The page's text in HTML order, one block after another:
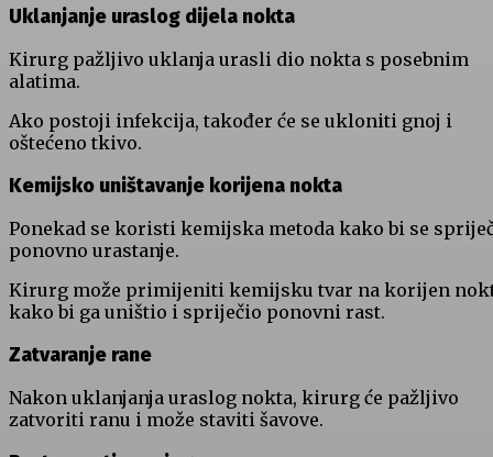
Uklanjanje uraslog dijela nokta
Kirurg pažljivo uklanja urasli dio nokta s posebnim
alatima.
Ako postoji infekcija, također će se ukloniti gnoj i
oštećeno tkivo.
Kemijsko uništavanje korijena nokta
Ponekad se koristi kemijska metoda kako bi se
ponovno urastanje.
Kirurg može primijeniti kemijsku tvar na korijen
kako bi ga uništio i spriječio ponovni rast.
Zatvaranje rane
Nakon uklanjanja uraslog nokta, kirurg će pažljivo
zatvoriti ranu i može staviti šavove.